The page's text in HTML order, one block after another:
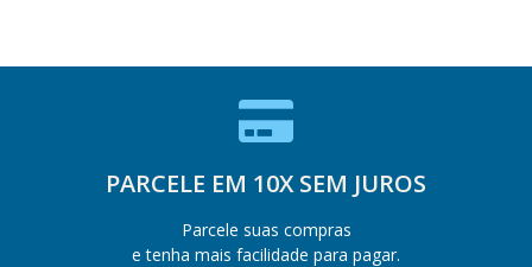
PARCELE EM 10X SEM JUROS
Parcele suas compras
e tenha mais facilidade para pagar.